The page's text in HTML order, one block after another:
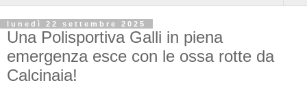
lunedì 22 settembre 2025
Una Polisportiva Galli in piena
emergenza esce con le ossa rotte da
Calcinaia!